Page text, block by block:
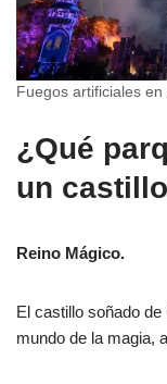
Fuegos artificiales
¿Qué
un
Reino Mágico.
El castillo soñado
mundo de la magia,